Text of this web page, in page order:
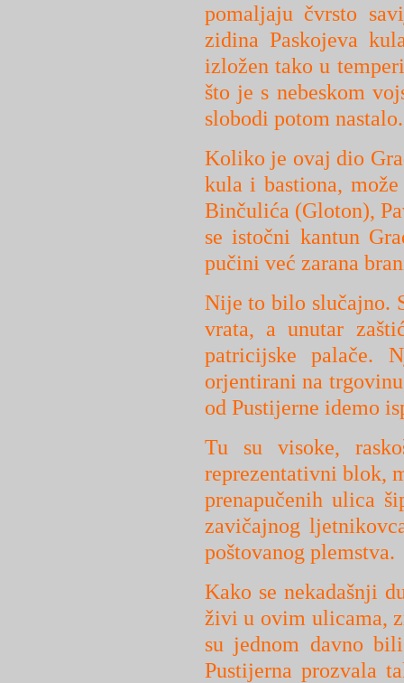
pomaljaju čvrsto
zidina Paskojeva
izložen tako u
što je s nebeskom
slobodi potom nastalo.
Koliko je ovaj dio
kula i bastiona,
Binčulića (Gloton),
se istočni kantun
pučini već zarana
Nije to bilo slučajno.
vrata, a unutar
patricijske palače.
orjentirani na
od Pustijerne idemo
Tu su visoke,
reprezentativni blok,
prenapučenih ulica
zavičajnog
poštovanog plemstva.
Kako se nekadašnji
živi u ovim ulicama,
su jednom davno
Pustijerna prozvala